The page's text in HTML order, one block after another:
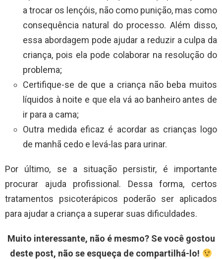
a trocar os lençóis, não como punição, mas como
consequência natural do processo. Além disso,
essa abordagem pode ajudar a reduzir a culpa da
criança, pois ela pode colaborar na resolução do
problema;
Certifique-se de que a criança não beba muitos
líquidos à noite e que ela vá ao banheiro antes de
ir para a cama;
Outra medida eficaz é acordar as crianças logo
de manhã cedo e levá-las para urinar.
Por último, se a situação persistir, é importante
procurar ajuda profissional. Dessa forma, certos
tratamentos psicoterápicos poderão ser aplicados
para ajudar a criança a superar suas dificuldades.
Muito interessante, não é mesmo? Se você gostou
deste post, não se esqueça de compartilhá-lo!